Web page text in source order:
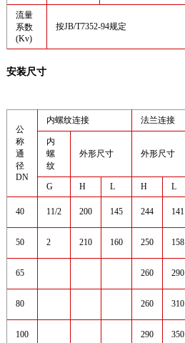
流量
系数
(Kv)
按JB/T7352-94规定
安装尺寸
公
称
通
径
DN
内螺纹连接 法兰连接
内
螺
纹
外形尺寸 外形尺寸
G H L H L
40 11/2 200 145 244 141
50 2 210 160 250 158
65 260 290
80 260 310
100 290 350